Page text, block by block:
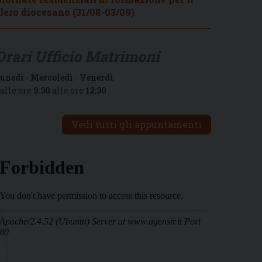
diocesano (31/08-03/09)
- Mercoledì - Venerdì
ore 9:30 alle ore 12:30
Vedi tutti gli appuntamenti